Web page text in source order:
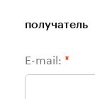
получатель
E-mail: *